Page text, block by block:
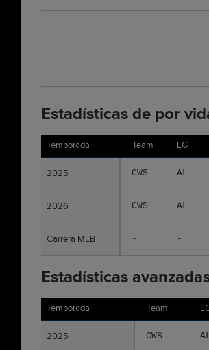
Estadísticas de por
Temporada Team LG
2025 CWS AL
2026 CWS AL
Carrera MLB - -
Temporada
2025
2026
Carrera MLB
Estadísticas
Temporada Team
2025 CWS
Temporada
2025